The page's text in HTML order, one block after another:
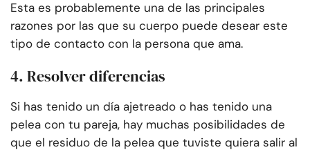
Esta es probablemente una de las principales
razones por las que su cuerpo puede desear este
tipo de contacto con la persona que ama.
4. Resolver diferencias
Si has tenido un día ajetreado o has tenido una
pelea con tu pareja, hay muchas posibilidades de
que el residuo de la pelea que tuviste quiera salir al